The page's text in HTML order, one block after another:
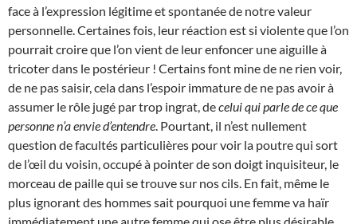
face à l’expression légitime et spontanée de notre valeur
personnelle. Certaines fois, leur réaction est si violente que l’on
pourrait croire que l’on vient de leur enfoncer une aiguille à
tricoter dans le postérieur ! Certains font mine de ne rien voir,
de ne pas saisir, cela dans l’espoir immature de ne pas avoir à
assumer le rôle jugé par trop ingrat, decelui qui parle de ce que
personne n’a envie d’entendre . Pourtant, il n’est nullement
question de facultés particulières pour voir la poutre qui sort
de l’œil du voisin, occupé à pointer de son doigt inquisiteur, le
morceau de paille qui se trouve sur nos cils. En fait, même le
plus ignorant des hommes sait pourquoi une femme va haïr
immédiatement une autre femme qui ose être plus désirable